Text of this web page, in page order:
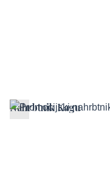
Nahrbtnik Kagu